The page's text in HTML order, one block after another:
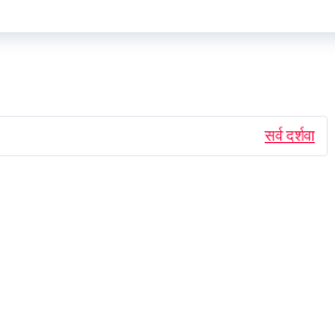
सर्व दर्शवा